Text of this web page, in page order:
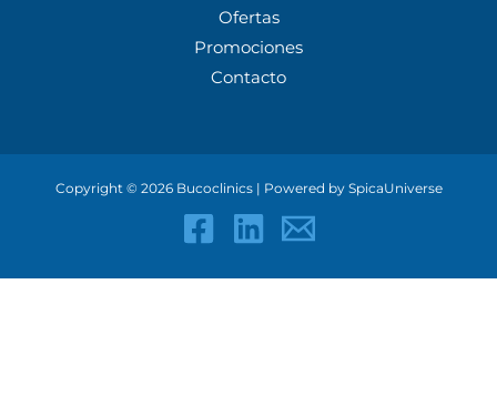
Ofertas
Promociones
Contacto
Copyright © 2026 Bucoclinics | Powered by SpicaUniverse